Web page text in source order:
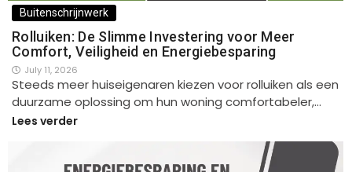
Buitenschrijnwerk
Rolluiken: De Slimme Investering voor Meer
Comfort, Veiligheid en Energiebesparing
July 11, 2026
Steeds meer huiseigenaren kiezen voor rolluiken als een
duurzame oplossing om hun woning comfortabeler,…
Lees verder